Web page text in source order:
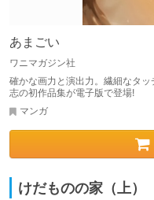
あまごい
ワニマガジン社
確かな画力と演出力。繊細なタ
志の初作品集が電子版で登場!
マンガ
けだものの家（上）